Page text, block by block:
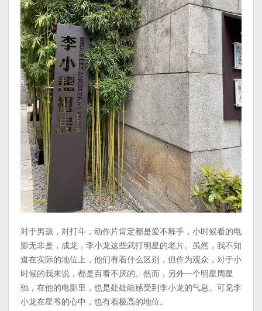
对于男孩，对打斗，动作片肯定都是爱不释手，小时候看的电
影无非是，成龙，李小龙这些武打明星的老片。虽然，我不知
道在实际的地位上，他们有着什么区别，但作为观众，对于小
时候的我来说，都是百看不厌的。然而，另外一个明星周星
驰，在他的电影里，也是处处能感受到李小龙的气息。可见李
小龙在星爷的心中，也有着极高的地位。